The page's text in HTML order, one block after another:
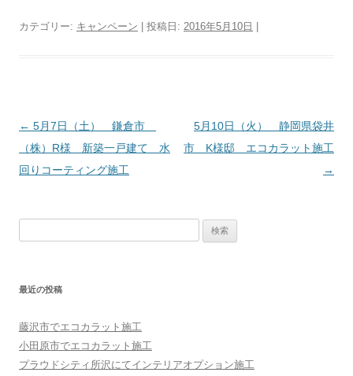
カテゴリー: キャンペーン | 投稿日: 2016年5月10日
投稿ナビゲーション
← 5月7日（土） 鎌倉市
（株）R様 新築一戸建て 水
回りコーティング施工
5月10日（火） 静岡県袋井
市 K様邸 エコカラット施工
→
最近の投稿
藤沢市でエコカラット施工
小田原市でエコカラット施工
プラウドシティ所沢にてインテリアオプション施工